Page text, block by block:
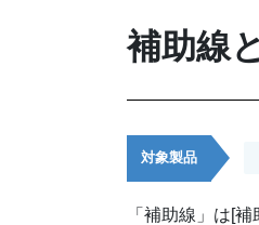
補助線
対象製品
「補助線」は[